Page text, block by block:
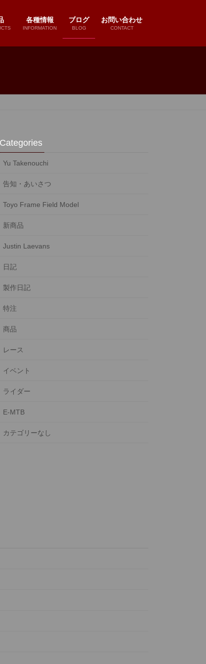
各種情報
INFORMATION
ブログ
BLOG
お問い合わせ
CONTACT
Categories
Yu Takenouchi
告知・あいさつ
Toyo Frame Field Model
新商品
Justin Laevans
日記
製作日記
特注
商品
レース
イベント
ライダー
E-MTB
カテゴリーなし